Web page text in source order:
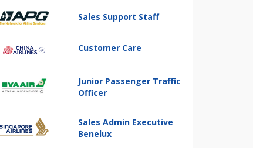
Sales Support Staff
Customer Care
Junior Passenger Traffic
Officer
Sales Admin Executive
Benelux